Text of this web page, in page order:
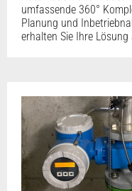
umfassende 360°
Planung und
erhalten Sie Ihre